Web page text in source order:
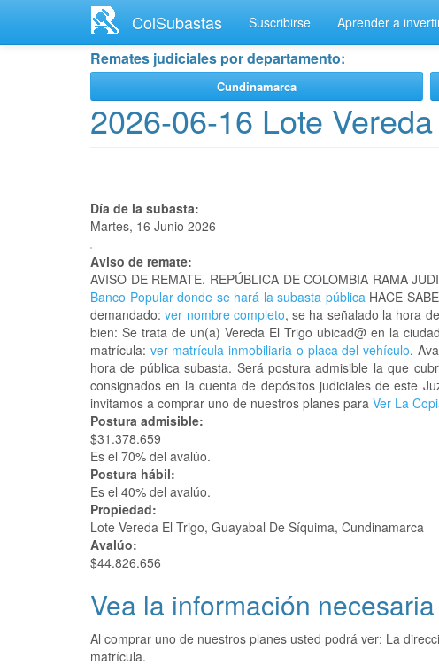
contenido
ColSubastas Suscribirse Aprender a
Remates judiciales por departamento:
Cundinamarca
2026-06-16 Lote
Día de la subasta:
Martes, 16 Junio 2026
Aviso de remate:
AVISO DE REMATE. REPÚBLICA DE COLOMBIA RAMA
Banco Popular donde se hará la subasta públicaHACE
demandado:ver nombre completo, se ha señalado la hora
bien: Se trata de un(a) Vereda El Trigo ubicad@ en la
matrícula: ver matrícula inmobiliaria o placa del vehículo.
hora de pública subasta. Será postura admisible la que
consignados en la cuenta de depósitos judiciales de este
invitamos a comprar uno de nuestros planes para Ver La
Postura admisible:
$31.378.659
Es el 70% del avalúo.
Postura hábil:
Es el 40% del avalúo.
Propiedad:
Lote Vereda El Trigo, Guayabal De Síquima, Cundinamarca
Avalúo:
$44.826.656
Vea la información
Al comprar uno de nuestros planes usted podrá ver: La
matrícula.